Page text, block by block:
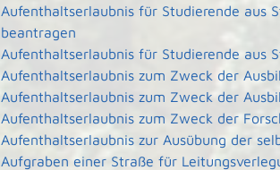
Aufenthaltserlaubnis für Studierende aus
beantragen
Aufenthaltserlaubnis für Studierende aus
Aufenthaltserlaubnis zum Zweck der
Aufenthaltserlaubnis zum Zweck der
Aufenthaltserlaubnis zum Zweck der
Aufenthaltserlaubnis zur Ausübung der
Aufgraben einer Straße für